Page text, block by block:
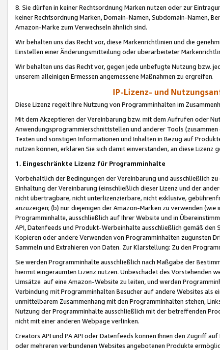
8. Sie dürfen in keiner Rechtsordnung Marken nutzen oder zur
keiner Rechtsordnung Marken, Domain-Namen, Subdomain-Namen,
Amazon-Marke zum Verwechseln ähnlich sind.
Wir behalten uns das Recht vor, diese Markenrichtlinien und die
Einstellen einer Änderungsmitteilung oder überarbeiteter
Wir behalten uns das Recht vor, gegen jede unbefugte Nutzung bzw.
unserem alleinigen Ermessen angemessene Maßnahmen zu ergreifen.
IP-Lizenz- und
Diese Lizenz regelt Ihre Nutzung von Programminhalten im
Mit dem Akzeptieren der Vereinbarung bzw. mit dem Aufrufen oder
Anwendungsprogrammierschnittstellen und anderer Tools (zusammen
Texten und sonstigen Informationen und Inhalten in Bezug auf
nutzen können, erklären Sie sich damit einverstanden, an diese Lizenz
1. Eingeschränkte Lizenz für Programminhalte
Vorbehaltlich der Bedingungen der Vereinbarung und ausschließlich
Einhaltung der Vereinbarung (einschließlich dieser Lizenz und der
nicht übertragbare, nicht unterlizenzierbare, nicht exklusive,
anzuzeigen; (b) nur diejenigen der Amazon-Marken zu verwenden
Programminhalte, ausschließlich auf Ihrer Website und in
API, Datenfeeds und Produkt-Werbeinhalte ausschließlich gemäß
Kopieren oder andere Verwenden von Programminhalten zugunsten
Sammeln und Extrahieren von Daten. Zur Klarstellung: Zu den
Sie werden Programminhalte ausschließlich nach Maßgabe der
hiermit eingeräumten Lizenz nutzen. Unbeschadet des Vorstehenden
Umsätze auf eine Amazon-Website zu leiten, und werden
Verbindung mit Programminhalten Besucher auf andere Websites als
unmittelbarem Zusammenhang mit den Programminhalten stehen,
Nutzung der Programminhalte ausschließlich mit der betreffenden
nicht mit einer anderen Webpage verlinken.
Creators API und PA API oder Datenfeeds können Ihnen den Zugriff
oder mehreren verbundenen Websites angebotenen Produkte